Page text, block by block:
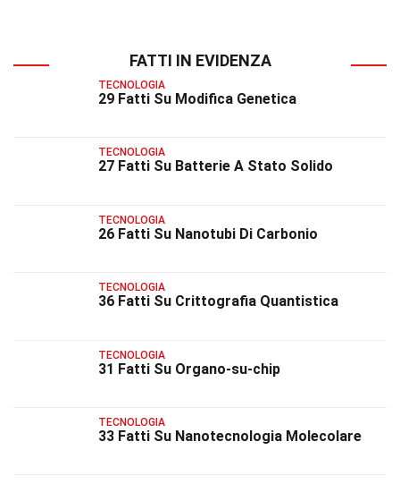
FATTI IN EVIDENZA
TECNOLOGIA
29 Fatti Su Modifica Genetica
TECNOLOGIA
27 Fatti Su Batterie A Stato Solido
TECNOLOGIA
26 Fatti Su Nanotubi Di Carbonio
TECNOLOGIA
36 Fatti Su Crittografia Quantistica
TECNOLOGIA
31 Fatti Su Organo-su-chip
TECNOLOGIA
33 Fatti Su Nanotecnologia Molecolare